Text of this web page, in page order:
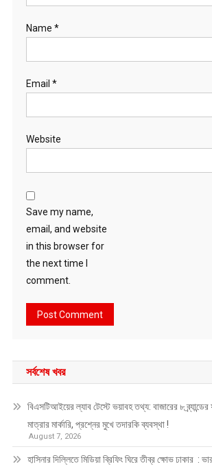
Name *
Email *
Website
Save my name,
email, and website
in this browser for
the next time I
comment.
সর্বশেষ খবর
বিএসটিআইয়ের ল্যাব টেস্টে ভয়াবহ তথ্য: বাজারের ৮ ব্র্যান্ডের
মাত্রার মার্কারি, প্রশ্নের মুখে তদারকি ব্যবস্থা !
August 7, 2026
হাসিনার দিল্লিতে মিডিয়া ব্রিফিং ঘিরে তীব্র ক্ষোভ ঢাকার :